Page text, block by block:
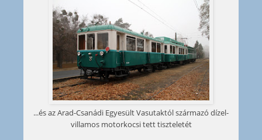
...és az Arad-Csanádi Egyesült Vasutaktól származó dízel-
villamos motorkocsi tett tiszteletét